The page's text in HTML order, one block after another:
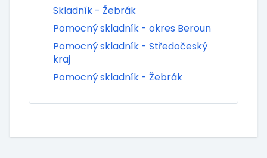
Skladník - Žebrák
Pomocný skladník - okres Beroun
Pomocný skladník - Středočeský
kraj
Pomocný skladník - Žebrák